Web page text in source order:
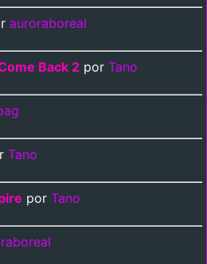
auroraboreal
Back 2 por Tano
Tano
por Tano